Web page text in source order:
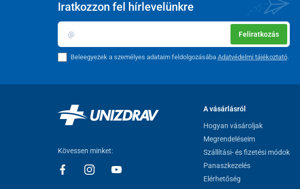
Iratkozzon fel hírlevelünkre
Feliratkozás
Beleegyezek a személyes adataim feldolgozásába Adatvédelmi tájékoztató.
Kövessen minket:
A vásárlásról
Hogyan vásároljak
Megrendeléseim
Szállítási- és fizetési módok
Panaszkezelés
Elérhetőség